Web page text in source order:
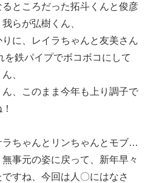
ところだった拓斗くんと俊彦
らが弘樹くん、
に、レイラちゃんと友美さん
を鉄パイプでボコボコにして
、
、このまま今年も上り調子で
ちゃんとリンちゃんとモブ…
事元の姿に戻って、新年早々
すね、今回は人〇にはなさ